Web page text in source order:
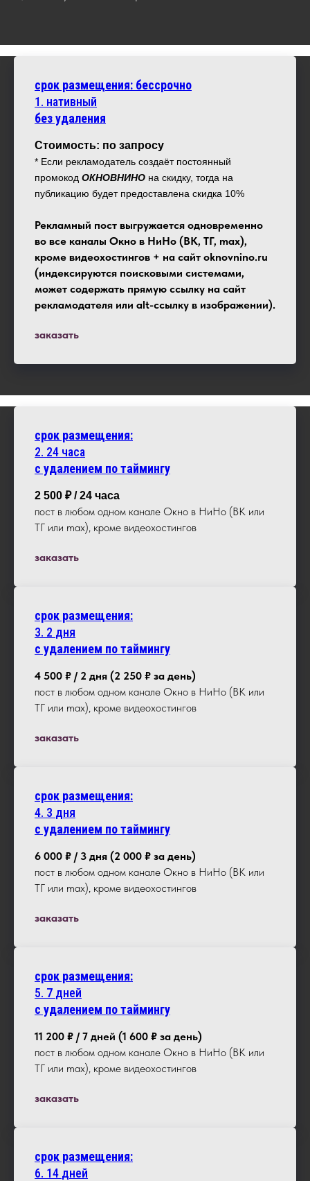
срок размещения: бессрочно
1. нативный
без удаления
Стоимость: по запросу
* Если рекламодатель создаёт постоянный
промокод ОКНОВНИНО на скидку, тогда на
публикацию будет предоставлена скидка 10%
Рекламный пост выгружается одновременно
во все каналы Окно в НиНо (ВК, ТГ, max),
кроме видеохостингов + на сайт oknovnino.ru
(индексируются поисковыми системами,
может содержать прямую ссылку на сайт
рекламодателя или alt-ссылку в изображении).
заказать
срок размещения:
2. 24 часа
с удалением по таймингу
2 500 ₽ / 24 часа
пост в любом одном канале Окно в НиНо (ВК или
ТГ или max), кроме видеохостингов
заказать
срок размещения:
3. 2 дня
с удалением по таймингу
4 500 ₽ / 2 дня (2 250 ₽ за день)
пост в любом одном канале Окно в НиНо (ВК или
ТГ или max), кроме видеохостингов
заказать
срок размещения:
4. 3 дня
с удалением по таймингу
6 000 ₽ / 3 дня (2 000 ₽ за день)
пост в любом одном канале Окно в НиНо (ВК или
ТГ или max), кроме видеохостингов
заказать
срок размещения:
5. 7 дней
с удалением по таймингу
11 200 ₽ / 7 дней (1 600 ₽ за день)
пост в любом одном канале Окно в НиНо (ВК или
ТГ или max), кроме видеохостингов
заказать
срок размещения:
6. 14 дней